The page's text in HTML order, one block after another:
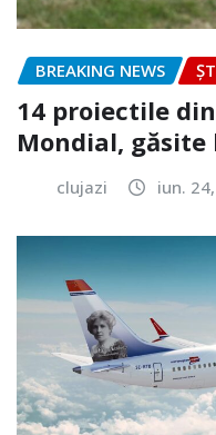
BREAKING NEWS
14 proiectile
Mondial, găsite
clujazi iun.